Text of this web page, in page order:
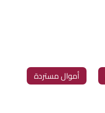
‏أموال مستردة